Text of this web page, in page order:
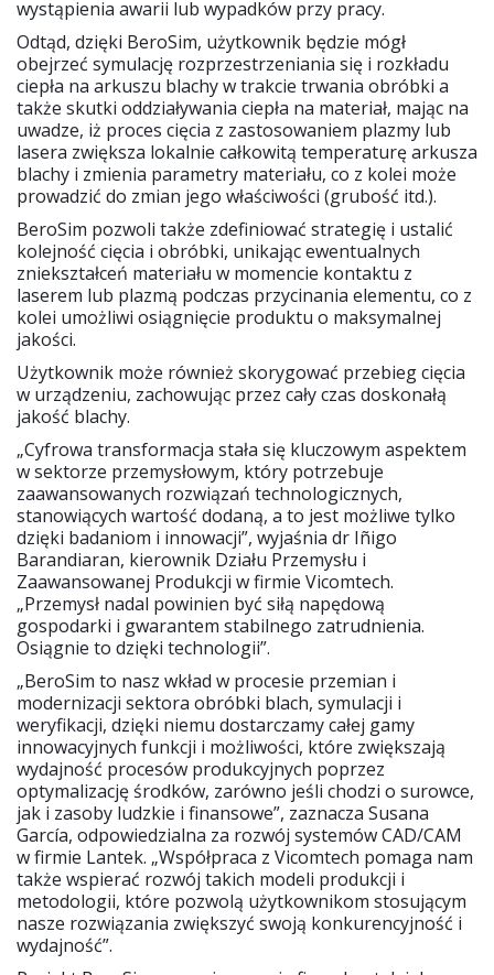
wystąpienia awarii lub wypadków przy pracy.
Odtąd, dzięki BeroSim, użytkownik będzie mógł
obejrzeć symulację rozprzestrzeniania się i rozkładu
ciepła na arkuszu blachy w trakcie trwania obróbki a
także skutki oddziaływania ciepła na materiał, mając na
uwadze, iż proces cięcia z zastosowaniem plazmy lub
lasera zwiększa lokalnie całkowitą temperaturę arkusza
blachy i zmienia parametry materiału, co z kolei może
prowadzić do zmian jego właściwości (grubość itd.).
BeroSim pozwoli także zdefiniować strategię i ustalić
kolejność cięcia i obróbki, unikając ewentualnych
zniekształceń materiału w momencie kontaktu z
laserem lub plazmą podczas przycinania elementu, co z
kolei umożliwi osiągnięcie produktu o maksymalnej
jakości.
Użytkownik może również skorygować przebieg cięcia
w urządzeniu, zachowując przez cały czas doskonałą
jakość blachy.
„Cyfrowa transformacja stała się kluczowym aspektem
w sektorze przemysłowym, który potrzebuje
zaawansowanych rozwiązań technologicznych,
stanowiących wartość dodaną, a to jest możliwe tylko
dzięki badaniom i innowacji”, wyjaśnia dr Iñigo
Barandiaran, kierownik Działu Przemysłu i
Zaawansowanej Produkcji w firmie Vicomtech.
„Przemysł nadal powinien być siłą napędową
gospodarki i gwarantem stabilnego zatrudnienia.
Osiągnie to dzięki technologii”.
„BeroSim to nasz wkład w procesie przemian i
modernizacji sektora obróbki blach, symulacji i
weryfikacji, dzięki niemu dostarczamy całej gamy
innowacyjnych funkcji i możliwości, które zwiększają
wydajność procesów produkcyjnych poprzez
optymalizację środków, zarówno jeśli chodzi o surowce,
jak i zasoby ludzkie i finansowe”, zaznacza Susana
García, odpowiedzialna za rozwój systemów CAD/CAM
w firmie Lantek. „Współpraca z Vicomtech pomaga nam
także wspierać rozwój takich modeli produkcji i
metodologii, które pozwolą użytkownikom stosującym
nasze rozwiązania zwiększyć swoją konkurencyjność i
wydajność”.